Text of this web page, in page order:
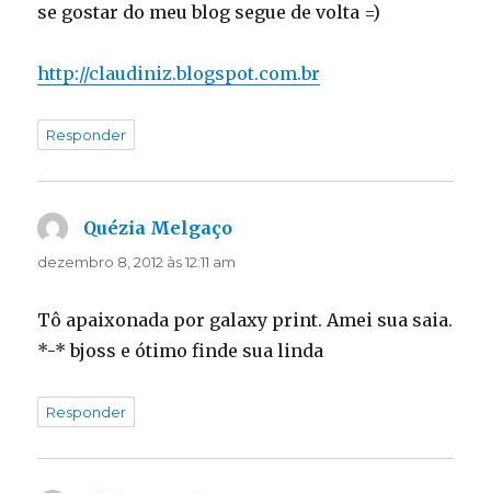
se gostar do meu blog segue de volta =)
http://claudiniz.blogspot.com.br
Responder
Quézia Melgaço
dezembro 8, 2012 às 12:11 am
Tô apaixonada por galaxy print. Amei sua saia.
*-* bjoss e ótimo finde sua linda
Responder